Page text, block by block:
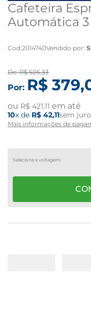
Cafeteira
Automática 3
Cod:2014740Vendido por:
De:R$ 505,33
Por: R$ 379,
ou R$ 421,11 em até
10x de R$ 42,11sem
Mais informações de